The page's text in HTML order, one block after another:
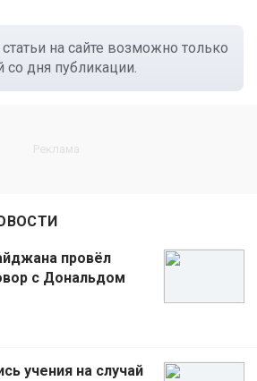
на сайте возможно только
со дня публикации.
провёл
с Дональдом
учения на случай